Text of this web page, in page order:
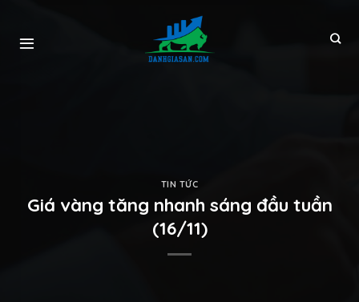
TIN TỨC
Giá vàng tăng nhanh sáng đầu tuần
(16/11)